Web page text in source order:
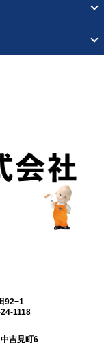
92−1
1118
吉見町6